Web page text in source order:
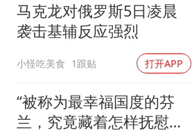
马克龙对俄罗斯5日凌晨
袭击基辅反应强烈
小怪吃美食 1跟贴 打开APP
“被称为最幸福国度的芬
兰，究竟藏着怎样抚慰人